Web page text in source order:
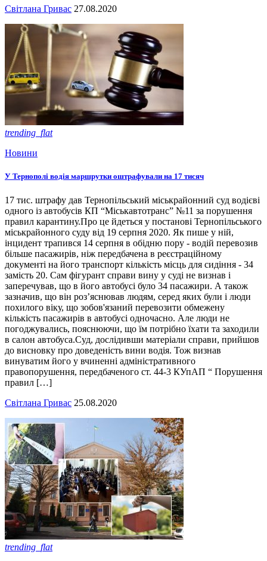
Світлана Гривас 27.08.2020
trending_flat
Новини
У Тернополі водія маршрутки оштрафували на 17 тисяч
17 тис. штрафу дав Тернопільський міськрайонний суд водієві
одного із автобусів КП “Міськавтотранс” №11 за порушення
правил карантину.Про це йдеться у постанові Тернопільського
міськрайонного суду від 19 серпня 2020. Як пише у ній,
інцидент трапився 14 серпня в обідню пору - водій перевозив
більше пасажирів, ніж передбачена в реєстраційному
документі на його транспорт кількість місць для сидіння - 34
замість 20. Сам фігурант справи вину у суді не визнав і
заперечував, що в його автобусі було 34 пасажири. А також
зазначив, що він роз’яснював людям, серед яких були і люди
похилого віку, що зобов'язаний перевозити обмежену
кількість пасажирів в автобусі одночасно. Але люди не
погоджувались, пояснюючи, що їм потрібно їхати та заходили
в салон автобуса.Суд, дослідивши матеріали справи, прийшов
до висновку про доведеність вини водія. Тож визнав
винуватим його у вчиненні адміністративного
правопорушення, передбаченого ст. 44-3 КУпАП “ Порушення
правил […]
Світлана Гривас 25.08.2020
trending_flat